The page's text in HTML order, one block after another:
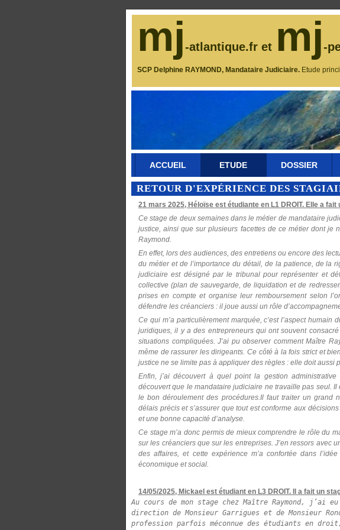
mj-atlantique.fr et mj-
SCP Delphine RAYMOND, Mandataire Judiciaire. Etude
ACCUEIL ETUDE DOSSIER
RETOUR D'EXPÉRIENCE DES
21 mars 2025, Héloïse est étudiante en L1 DROIT. Elle a
Ce stage de deux semaines dans le métier de mandataire
justice, ainsi que sur plusieurs facettes de ce métier dont je
Raymond.
En effet, lors des audiences, des entretiens ou encore des
du métier et de l’importance du détail, de la patience, de la
judiciaire est désigné par le tribunal pour représenter et
collective (plan de sauvegarde, de liquidation et de
prises en compte et organise leur remboursement selon
défendre les créanciers : il joue aussi un rôle
Ce qui m’a particulièrement marquée, c’est l’aspect
juridiques, il y a des entrepreneurs qui ont souvent
situations compliquées. J’ai pu observer comment Maître
même de rassurer les dirigeants. Ce côté à la fois strict et
justice ne se limite pas à appliquer des règles : elle doit aussi
Enfin, j’ai découvert à quel point la gestion
découvert que le mandataire judiciaire ne travaille pas seul.
le bon déroulement des procédures.Il faut traiter un grand
délais précis et s’assurer que tout est conforme aux
et une bonne capacité d’analyse.
Ce stage m’a donc permis de mieux comprendre le rôle du
sur les créanciers que sur les entreprises. J’en ressors avec
des affaires, et cette expérience m’a confortée dans
économique et social.
14/05/2025, Mickael est étudiant en L3 DROIT. Il a fait un
Au cours de mon stage chez Maître Raymond, j’ai
direction de Monsieur Garrigues et de Monsieur
profession parfois méconnue des étudiants en